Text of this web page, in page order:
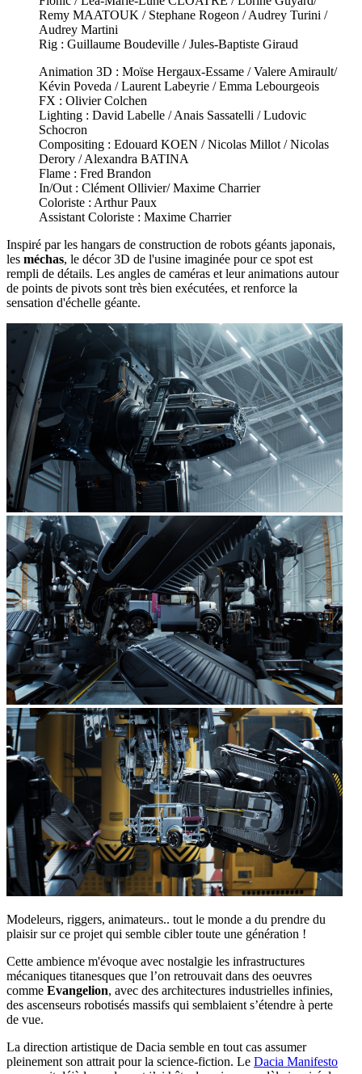
Remy MAATOUK / Stephane Rogeon / Audrey Turini /
Audrey Martini
Rig : Guillaume Boudeville / Jules-Baptiste Giraud
Animation 3D : Moïse Hergaux-Essame / Valere Amirault/
Kévin Poveda / Laurent Labeyrie / Emma Lebourgeois
FX : Olivier Colchen
Lighting : David Labelle / Anais Sassatelli / Ludovic
Schocron
Compositing : Edouard KOEN / Nicolas Millot / Nicolas
Derory / Alexandra BATINA
Flame : Fred Brandon
In/Out : Clément Ollivier/ Maxime Charrier
Coloriste : Arthur Paux
Assistant Coloriste : Maxime Charrier
Inspiré par les hangars de construction de robots géants japonais,
les méchas, le décor 3D de l'usine imaginée pour ce spot est
rempli de détails. Les angles de caméras et leur animations autour
de points de pivots sont très bien exécutées, et renforce la
sensation d'échelle géante.
Modeleurs, riggers, animateurs.. tout le monde a du prendre du
plaisir sur ce projet qui semble cibler toute une génération !
Cette ambience m'évoque avec nostalgie les infrastructures
mécaniques titanesques que l’on retrouvait dans des oeuvres
comme Evangelion, avec des architectures industrielles infinies,
des ascenseurs robotisés massifs qui semblaient s’étendre à perte
de vue.
La direction artistique de Dacia semble en tout cas assumer
pleinement son attrait pour la science-fiction. Le Dacia Manifesto